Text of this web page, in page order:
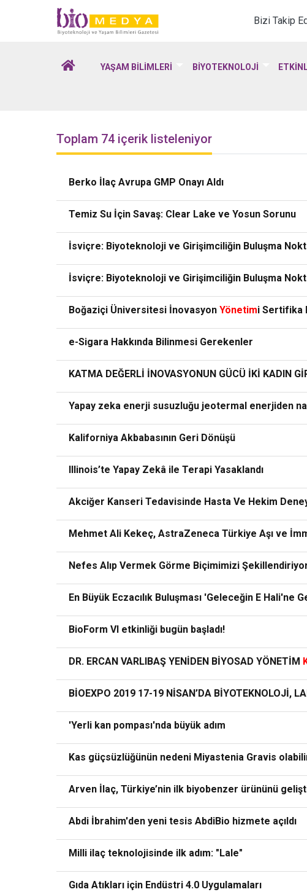
Biomedya - Bizi Takip
YAŞAM BİLİMLERİ BİYOTEKNOLOJİ
Toplam 74 içerik listeleniyor
Berko İlaç Avrupa GMP Onayı Aldı
Temiz Su İçin Savaş: Clear Lake ve Yosun Sorunu
İsviçre: Biyoteknoloji ve Girişimciliğin Buluşma
İsviçre: Biyoteknoloji ve Girişimciliğin Buluşma
Boğaziçi Üniversitesi İnovasyon Yönetimi Sertifika
e-Sigara Hakkında Bilinmesi Gerekenler
KATMA DEĞERLİ İNOVASYONUN GÜCÜ İKİ KADIN
Yapay zeka enerji susuzluğu jeotermal enerjiden
Kaliforniya Akbabasının Geri Dönüşü
Illinois’te Yapay Zekâ ile Terapi Yasaklandı
Akciğer Kanseri Tedavisinde Hasta Ve Hekim
Mehmet Ali Kekeç, AstraZeneca Türkiye Aşı ve
Nefes Alıp Vermek Görme Biçimimizi
En Büyük Eczacılık Buluşması 'Geleceğin E Hali'ne
BioForm VI etkinliği bugün başladı!
DR. ERCAN VARLIBAŞ YENİDEN BİYOSAD YÖNETİM
BİOEXPO 2019 17-19 NİSAN’DA BİYOTEKNOLOJİ,
'Yerli kan pompası'nda büyük adım
Kas güçsüzlüğünün nedeni Miyastenia Gravis
Arven İlaç, Türkiye’nin ilk biyobenzer ürününü
Abdi İbrahim'den yeni tesis AbdiBio hizmete açıldı
Milli ilaç teknolojisinde ilk adım: "Lale"
Gıda Atıkları için Endüstri 4.0 Uygulamaları